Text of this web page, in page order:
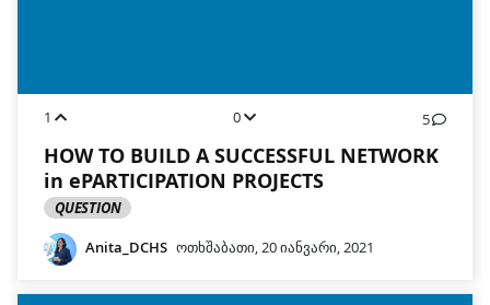
1 0 5
HOW TO BUILD A SUCCESSFUL NETWORK
in ePARTICIPATION PROJECTS
QUESTION
Anita_DCHS ოთხშაბათი, 20 იანვარი, 2021